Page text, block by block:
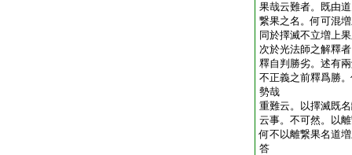
果哉云難者。既由
繋果之名。何可混
同於擇滅不立増上
次於光法師之解釋
釋自判勝劣。述有
不正義之前釋爲勝
勢哉
重難云。以擇滅既
云事。不可然。以
何不以離繋果名道
答